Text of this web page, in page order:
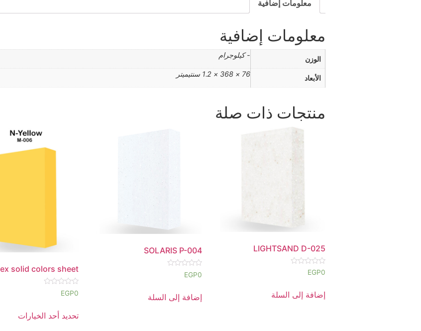
معلومات إضافية
معلومات إضافية
الوزن - كيلوجرام
الأبعاد 76 × 368 × 1.2 سنتيميتر
منتجات ذات صلة
LIGHTSAND D-025
تم
التقييم
من
5
EGP0
إضافة إلى السلة
SOLARIS P-004
تم
التقييم
من
5
EGP0
إضافة إلى السلة
solid colors sheet
تم
التقييم
5
EGP0
تحديد أحد الخيارات